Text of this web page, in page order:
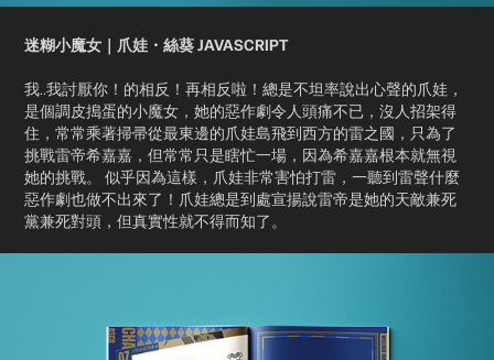
迷糊小魔女｜爪娃・絲葵 JAVASCRIPT
我..我討厭你！的相反！再相反啦！總是不坦率說出心聲的爪娃，
是個調皮搗蛋的小魔女，她的惡作劇令人頭痛不已，沒人招架得
住，常常乘著掃帚從最東邊的爪娃島飛到西方的雷之國，只為了
挑戰雷帝希嘉嘉，但常常只是瞎忙一場，因為希嘉嘉根本就無視
她的挑戰。 似乎因為這樣，爪娃非常害怕打雷，一聽到雷聲什麼
惡作劇也做不出來了！爪娃總是到處宣揚說雷帝是她的天敵兼死
黨兼死對頭，但真實性就不得而知了。